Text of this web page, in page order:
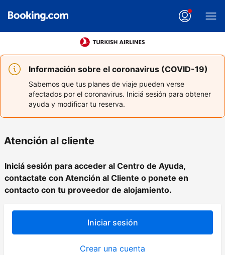
Información sobre el coronavirus (COVID-19)
Sabemos que tus planes de viaje pueden verse
afectados por el coronavirus. Iniciá sesión para obtener
ayuda y modificar tu reserva.
Atención al cliente
Iniciá sesión para acceder al Centro de Ayuda,
contactate con Atención al Cliente o ponete en
contacto con tu proveedor de alojamiento.
Iniciar sesión
Crear una cuenta